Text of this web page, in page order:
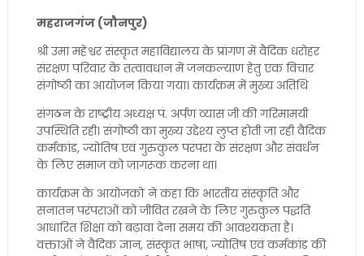
महराजगंज (जौनपुर)
श्री उमा महेश्वर संस्कृत महाविद्यालय के प्रांगण में वैदिक धरोहर
संरक्षण परिवार के तत्वावधान में जनकल्याण हेतु एक विचार
संगोष्ठी का आयोजन किया गया। कार्यक्रम में मुख्य अतिथि
संगठन के राष्ट्रीय अध्यक्ष पं. अर्पण व्यास जी की गरिमामयी
उपस्थिति रही। संगोष्ठी का मुख्य उद्देश्य लुप्त होती जा रही वैदिक
कर्मकांड, ज्योतिष एवं गुरुकुल परंपरा के संरक्षण और संवर्धन
के लिए समाज को जागरूक करना था।
कार्यक्रम के आयोजकों ने कहा कि भारतीय संस्कृति और
सनातन परंपराओं को जीवित रखने के लिए गुरुकुल पद्धति
आधारित शिक्षा को बढ़ावा देना समय की आवश्यकता है।
वक्ताओं ने वैदिक ज्ञान, संस्कृत भाषा, ज्योतिष एवं कर्मकांड की